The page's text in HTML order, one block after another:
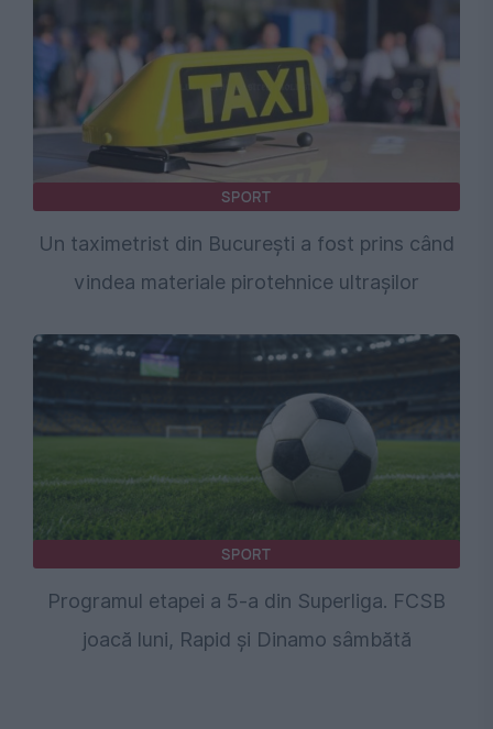
SPORT
Un taximetrist din București a fost prins când
vindea materiale pirotehnice ultrașilor
SPORT
Programul etapei a 5-a din Superliga. FCSB
joacă luni, Rapid și Dinamo sâmbătă